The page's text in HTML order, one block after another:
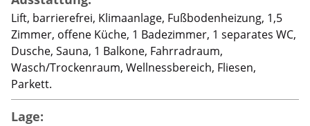
Lift, barrierefrei, Klimaanlage, Fußbodenheizung, 1,5
Zimmer, offene Küche, 1 Badezimmer, 1 separates WC,
Dusche, Sauna, 1 Balkone, Fahrradraum,
Wasch/Trockenraum, Wellnessbereich, Fliesen,
Parkett.
Lage: